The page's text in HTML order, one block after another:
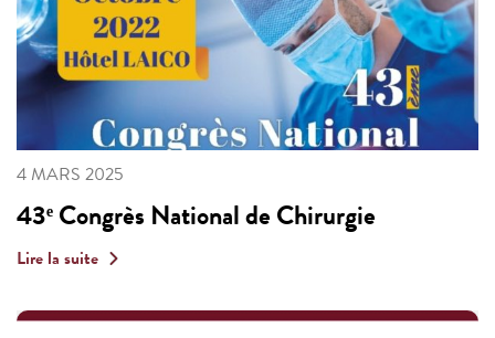
4 MARS 2025
43ᵉ Congrès National de Chirurgie
Lire la suite